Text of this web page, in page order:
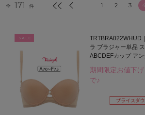
全 171 件 1 2 3 4
SALE
TRTBRA022WHUD
ラ ブラジャー単品 ストラップ取り外し可
ABCDEFカップ アンダー
期間限定お値下
で♪
プライスダ